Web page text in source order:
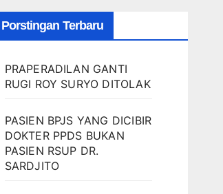
Porstingan Terbaru
PRAPERADILAN GANTI
RUGI ROY SURYO DITOLAK
PASIEN BPJS YANG DICIBIR
DOKTER PPDS BUKAN
PASIEN RSUP DR.
SARDJITO